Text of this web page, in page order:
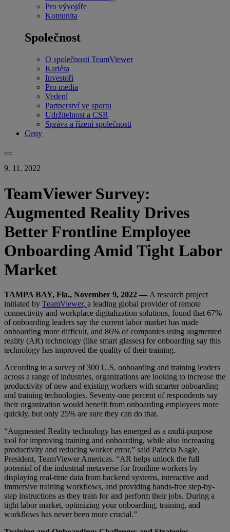
Pro vývojáře
Komunita
Společnost
O společnosti TeamViewer
Kariéra
Investoři
Pro média
Vedení
Partnerství ve sportu
Udržitelnost a CSR
Správa a řízení společnosti
Ceny
9. 11. 2022
TeamViewer Survey:
Augmented Reality Drives
Better Frontline Employee
Onboarding Amid Tight Labor
Market
TAMPA BAY, Fla., November 9, 2022 — A research project
initiated by TeamViewer, a leading global provider of remote
connectivity and workplace digitalization solutions, found that 67%
of onboarding leaders say the current labor market has made
onboarding more difficult, and 86% of companies using augmented
reality (AR) technology (like smart glasses) for onboarding say this
technology has improved the quality of their training.
According to a survey of 300 U.S. onboarding and training leaders
across a range of industries, organizations are looking to increase the
productivity of new and existing workers with smarter onboarding
and training technologies. Seventy-one percent of respondents say
their organization would benefit from onboarding employees more
quickly, but only 25% are sure they can do that.
“Augmented Reality technology has emerged as a multi-purpose
tool for improving training and onboarding, while also increasing
productivity and reducing worker error,” said Patricia Nagle,
President, TeamViewer Americas. “AR helps unlock the full
potential of the industrial metaverse for frontline workers by
displaying real-time data from backend systems, interactive and
immersive training workflows, and providing hands-free step-by-
step instructions as they train for and perform their jobs. During a
tight labor market, optimizing your onboarding, training, and
workflows has never been more crucial.”